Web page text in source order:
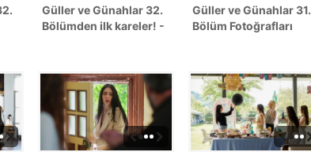
Güller ve Günahlar 32.
Bölümden ilk kareler! -
Güller ve Günahlar 31.
Bölüm Fotoğrafları